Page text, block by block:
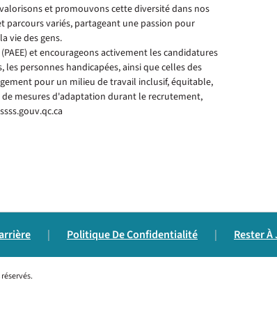
et promouvons cette diversité dans nos
parcours variés, partageant une passion pour
vie des gens.
et encourageons activement les candidatures
personnes handicapées, ainsi que celles des
pour un milieu de travail inclusif, équitable,
mesures d'adaptation durant le recrutement,
| Politique De Confidentialité | Rester